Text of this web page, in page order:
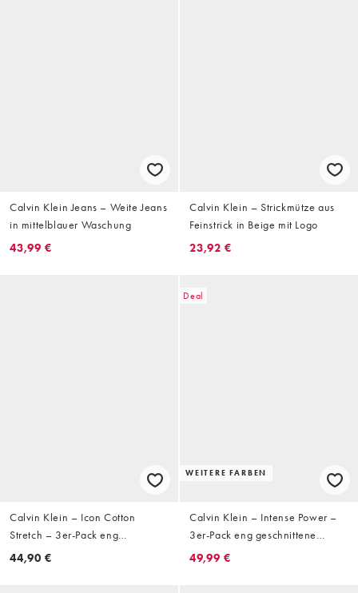
Calvin Klein Jeans – Weite Jeans
in mittelblauer Waschung
43,99 €
Calvin Klein – Strickmütze aus
Feinstrick in Beige mit Logo
23,92 €
Calvin Klein – Icon Cotton
Stretch – 3er-Pack eng
geschnittene Boxershorts in
44,90 €
Deal
WEITERE FARBEN
Calvin Klein – Intense Power –
3er-Pack eng geschnittene
Boxershorts in Schwarz
49,99 €